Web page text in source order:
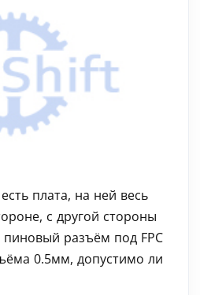
плата, на ней весь
с другой стороны
разъём под FPC
0.5мм, допустимо ли